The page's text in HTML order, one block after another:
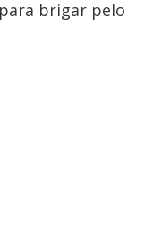
brigar pelo